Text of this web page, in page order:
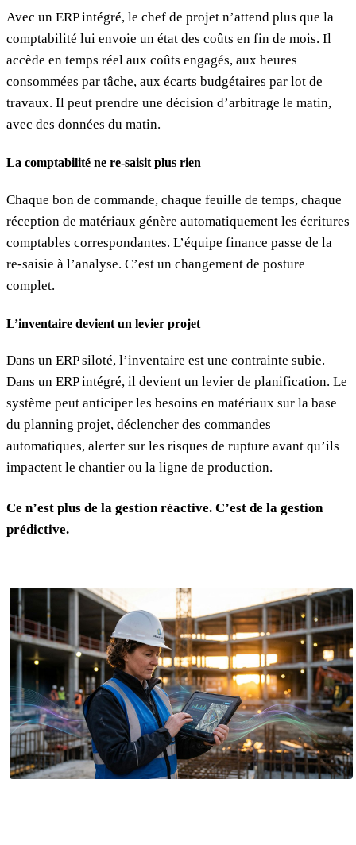
Avec un ERP intégré, le chef de projet n’attend plus que la
comptabilité lui envoie un état des coûts en fin de mois. Il
accède en temps réel aux coûts engagés, aux heures
consommées par tâche, aux écarts budgétaires par lot de
travaux. Il peut prendre une décision d’arbitrage le matin,
avec des données du matin.
La comptabilité ne re-saisit plus rien
Chaque bon de commande, chaque feuille de temps, chaque
réception de matériaux génère automatiquement les écritures
comptables correspondantes. L’équipe finance passe de la
re-saisie à l’analyse. C’est un changement de posture
complet.
L’inventaire devient un levier projet
Dans un ERP siloté, l’inventaire est une contrainte subie.
Dans un ERP intégré, il devient un levier de planification. Le
système peut anticiper les besoins en matériaux sur la base
du planning projet, déclencher des commandes
automatiques, alerter sur les risques de rupture avant qu’ils
impactent le chantier ou la ligne de production.
Ce n’est plus de la gestion réactive. C’est de la gestion
prédictive.